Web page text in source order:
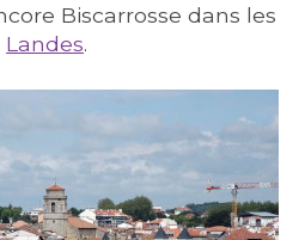
Biscarrosse dans les
Landes.